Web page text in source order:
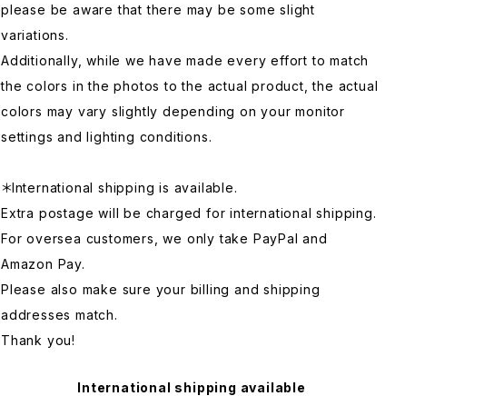
please be aware that there may be some slight
variations.
Additionally, while we have made every effort to match
the colors in the photos to the actual product, the actual
colors may vary slightly depending on your monitor
settings and lighting conditions.
＊International shipping is available.
Extra postage will be charged for international shipping.
For oversea customers, we only take PayPal and
Amazon Pay.
Please also make sure your billing and shipping
addresses match.
Thank you!
International shipping available